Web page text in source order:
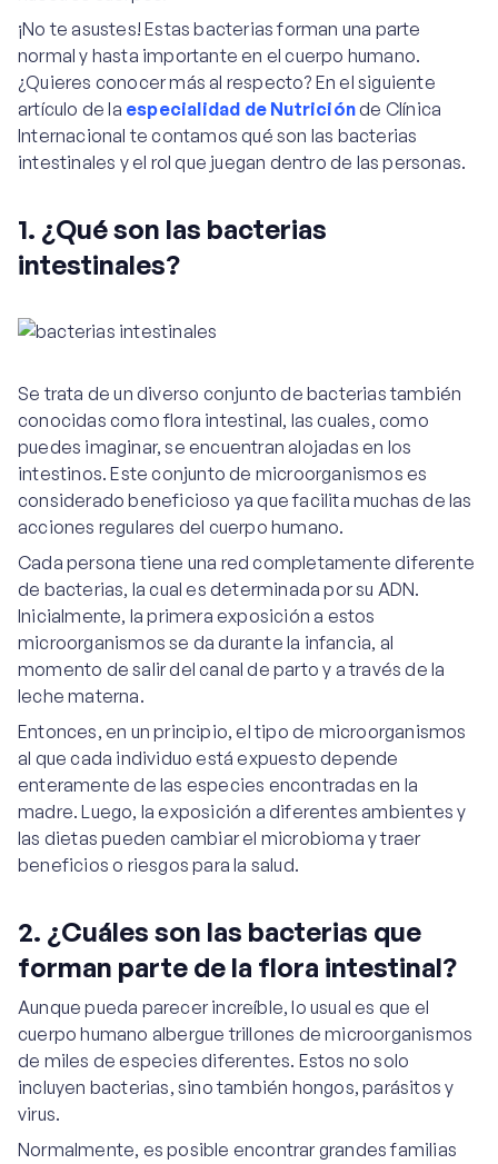
¡No te asustes! Estas bacterias forman una parte
normal y hasta importante en el cuerpo humano.
¿Quieres conocer más al respecto? En el siguiente
artículo de la especialidad de Nutriciónde Clínica
Internacional te contamos qué son las bacterias
intestinales y el rol que juegan dentro de las personas.
1. ¿Qué son las bacterias
intestinales?
Se trata de un diverso conjunto de bacterias también
conocidas como flora intestinal, las cuales, como
puedes imaginar, se encuentran alojadas en los
intestinos. Este conjunto de microorganismos es
considerado beneficioso ya que facilita muchas de las
acciones regulares del cuerpo humano.
Cada persona tiene una red completamente diferente
de bacterias, la cual es determinada por su ADN.
Inicialmente, la primera exposición a estos
microorganismos se da durante la infancia, al
momento de salir del canal de parto y a través de la
leche materna.
Entonces, en un principio, el tipo de microorganismos
al que cada individuo está expuesto depende
enteramente de las especies encontradas en la
madre. Luego, la exposición a diferentes ambientes y
las dietas pueden cambiar el microbioma y traer
beneficios o riesgos para la salud.
2. ¿Cuáles son las bacterias que
forman parte de la flora intestinal?
Aunque pueda parecer increíble, lo usual es que el
cuerpo humano albergue trillones de microorganismos
de miles de especies diferentes. Estos no solo
incluyen bacterias, sino también hongos, parásitos y
virus.
Normalmente, es posible encontrar grandes familias